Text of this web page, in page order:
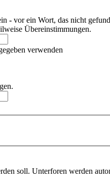
- vor ein Wort, das nicht
Übereinstimmungen.
verwenden
soll. Unterforen werden